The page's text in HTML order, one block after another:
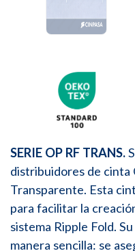
SERIE OP RF TRANS.
distribuidores de cinta
Transparente. Esta
para facilitar la
sistema Ripple Fold.
manera sencilla: se